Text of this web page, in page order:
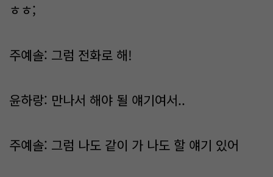
ㅎㅎ;
주예솔: 그럼 전화로 해!
윤하랑: 만나서 해야 될 얘기여서..
주예솔: 그럼 나도 같이 가 나도 할 얘기 있어